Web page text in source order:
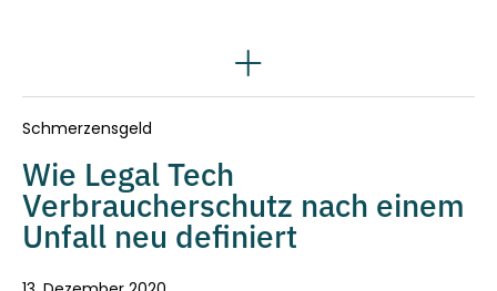
Schmerzensgeld
Wie Legal Tech
Verbraucherschutz nach einem
Unfall neu definiert